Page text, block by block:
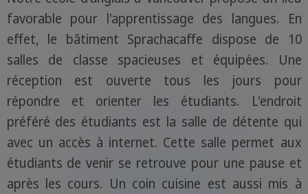
favorable pour l'apprentissage des langues. En
effet, le bâtiment Sprachacaffe dispose de 10
salles de classe spacieuses et équipées. Une
réception est ouverte tous les jours pour
répondre et orienter les étudiants. L'endroit
préféré des étudiants est la salle de détente qui
avec un accès à internet. Cette salle permet aux
étudiants de venir se retrouve pour une pause et
après les cours. Un coin cuisine est aussi mis à